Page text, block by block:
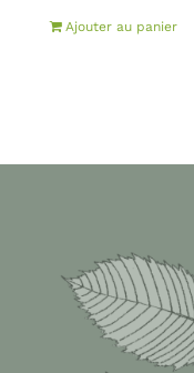
Ajouter au panier